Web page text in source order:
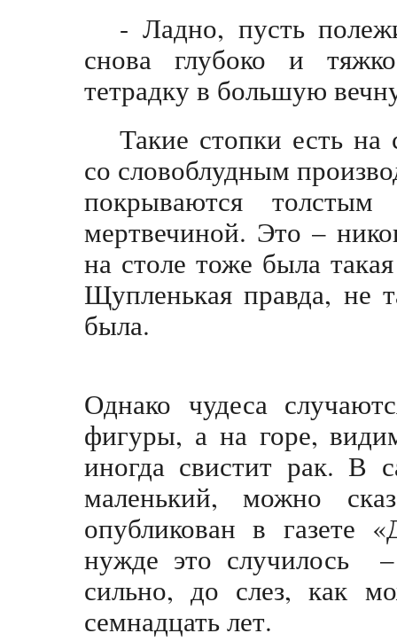
- Ладно, пусть
снова глубоко и
тетрадку в большую
Такие стопки есть
со словоблудным
покрываются
мертвечиной. Это –
на столе тоже была
Щупленькая правда, не
была.
Однако чудеса
фигуры, а на горе,
иногда свистит рак. В
маленький, можно
опубликован в газете
нужде это случилось
сильно, до слез, как
семнадцать лет.